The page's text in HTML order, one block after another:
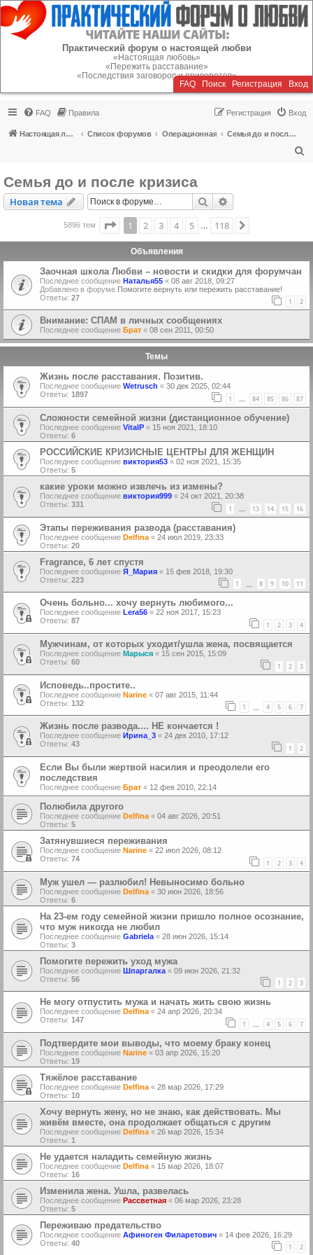
Регистрация
Практический форум о настоящей любви
«Настоящая любовь»
«Пережить расставание»
«Последствия заговоров и приворотов»
FAQ Поиск Регистрация Вход
FAQ Правила Вход
Регистрация
Настоящая любовь Список форумов Операционная
Семья до и после кризиса
Семья до и после кризиса
Новая тема
Новаятема Поиск
5896 тем Страница из 118
1 2 3 4 5 118
Объявления
Заочная школа Любви – новости и скидки для форумчан
Последнее сообщение Наталья55 « 08 авг 2018, 09:27
Добавлено в форуме Помогите вернуть или пережить расставание!
Ответы: 27 1 2
Внимание: СПАМ в личных сообщениях
Последнее сообщение Брат « 08 сен 2011, 00:50
Темы
Жизнь после расставания. Позитив.
Последнее сообщение Wetrusch « 30 дек 2025, 02:44
Ответы: 1897 1 … 84 85 86 87
Сложности семейной жизни (дистанционное обучение)
Последнее сообщение VitalP « 15 ноя 2021, 18:10
Ответы: 6
РОССИЙСКИЕ КРИЗИСНЫЕ ЦЕНТРЫ ДЛЯ ЖЕНЩИН
Последнее сообщение виктория53 « 02 ноя 2021, 15:35
Ответы: 5
какие уроки можно извлечь из измены?
Последнее сообщение виктория999 « 24 окт 2021, 20:38
Ответы: 331 1 … 13 14 15 16
Этапы переживания развода (расставания)
Последнее сообщение Delfina « 24 июл 2019, 23:33
Ответы: 20
Fragrance, 6 лет спустя
Последнее сообщение Я_Мария « 15 фев 2018, 19:30
Ответы: 223 1 8 9 10 11
Очень больно... хочу вернуть любимого...
Последнее сообщение Lera56 « 22 ноя 2017, 15:23
Ответы: 87 1 2 3 4
Мужчинам, от которых уходит/ушла жена, посвящается
Последнее сообщение Марыся « 15 сен 2015, 15:09
Ответы: 60 1 2 3
Исповедь..простите..
Последнее сообщение Narine « 07 авг 2015, 11:44
Ответы: 132 1 4 5 6 7
Жизнь после развода.... НЕ кончается !
Последнее сообщение Ирина_3 « 24 дек 2010, 17:12
Ответы: 43 1 2
Если Вы были жертвой насилия и преодолели его
последствия
Последнее сообщение Брат « 12 фев 2010, 22:14
Полюбила другого
Последнее сообщение Delfina « 04 авг 2026, 20:51
Ответы: 5
Затянувшиеся переживания
Последнее сообщение Narine « 22 июл 2026, 08:12
Ответы: 74 1 2 3 4
Муж ушел — разлюбил! Невыносимо больно
Последнее сообщение Delfina « 30 июн 2026, 18:56
Ответы: 6
На 23-ем году семейной жизни пришло полное осознание,
что муж никогда не любил
Последнее сообщение Gabriela « 28 июн 2026, 15:14
Ответы: 3
Помогите пережить уход мужа
Последнее сообщение Шпаргалка « 09 июн 2026, 21:32
Ответы: 56 1 2 3
Не могу отпустить мужа и начать жить свою жизнь
Последнее сообщение Delfina « 24 апр 2026, 20:34
Ответы: 147 1 … 4 5 6 7
Подтвердите мои выводы, что моему браку конец
Последнее сообщение Narine « 03 апр 2026, 15:20
Ответы: 19
Тяжёлое расставание
Последнее сообщение Delfina « 28 мар 2026, 17:29
Ответы: 10
Хочу вернуть жену, но не знаю, как действовать. Мы
живём вместе, она продолжает общаться с другим
Последнее сообщение Delfina « 26 мар 2026, 15:34
Ответы: 1
Не удается наладить семейную жизнь
Последнее сообщение Delfina « 15 мар 2026, 18:07
Ответы: 16
Изменила жена. Ушла, развелась
Последнее сообщение Рассветная « 06 мар 2026, 23:28
Ответы: 5
Переживаю предательство
Последнее сообщение Афиноген Филаретович « 14 фев 2026, 16:29
Ответы: 40 1 2